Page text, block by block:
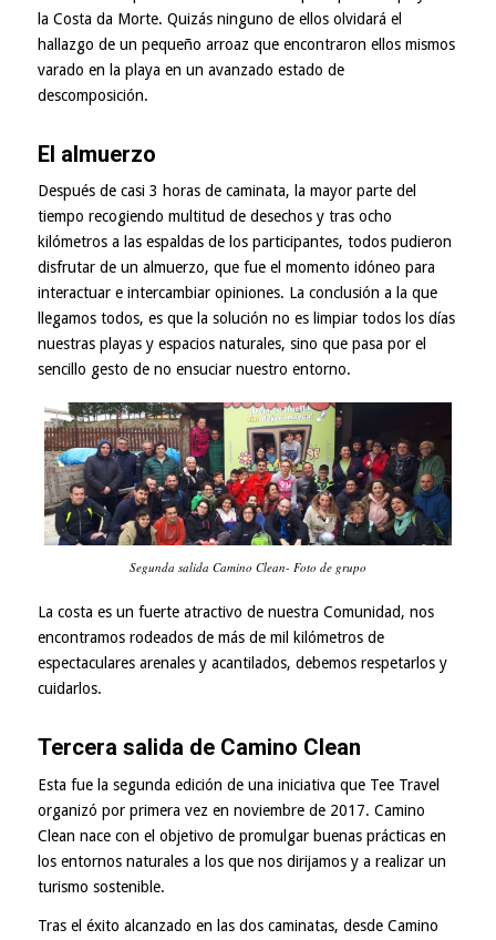
la Costa da Morte. Quizás ninguno de ellos olvidará el
hallazgo de un pequeño arroaz que encontraron ellos mismos
varado en la playa en un avanzado estado de
descomposición.
El almuerzo
Después de casi 3 horas de caminata, la mayor parte del
tiempo recogiendo multitud de desechos y tras ocho
kilómetros a las espaldas de los participantes, todos pudieron
disfrutar de un almuerzo, que fue el momento idóneo para
interactuar e intercambiar opiniones. La conclusión a la que
llegamos todos, es que la solución no es limpiar todos los días
nuestras playas y espacios naturales, sino que pasa por el
sencillo gesto de no ensuciar nuestro entorno.
Segunda salida Camino Clean- Foto de grupo
La costa es un fuerte atractivo de nuestra Comunidad, nos
encontramos rodeados de más de mil kilómetros de
espectaculares arenales y acantilados, debemos respetarlos y
cuidarlos.
Tercera salida de Camino Clean
Esta fue la segunda edición de una iniciativa que Tee Travel
organizó por primera vez en noviembre de 2017. Camino
Clean nace con el objetivo de promulgar buenas prácticas en
los entornos naturales a los que nos dirijamos y a realizar un
turismo sostenible.
Tras el éxito alcanzado en las dos caminatas, desde Camino